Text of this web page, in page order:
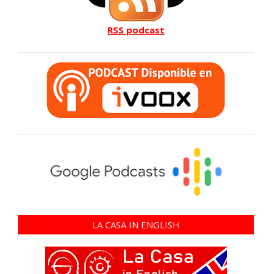
RSS podcast
LA CASA IN ENGLISH